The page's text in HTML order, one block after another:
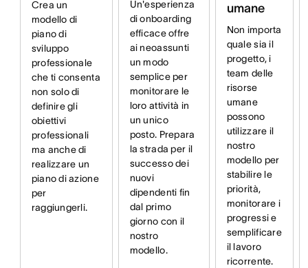
Crea un
modello di
piano di
sviluppo
professionale
che ti consenta
non solo di
definire gli
obiettivi
professionali
ma anche di
realizzare un
piano di azione
per
raggiungerli.
Un'esperienza
di onboarding
efficace offre
ai neoassunti
un modo
semplice per
monitorare le
loro attività in
un unico
posto. Prepara
la strada per il
successo dei
nuovi
dipendenti fin
dal primo
giorno con il
nostro
modello.
umane
Non importa
quale sia il
progetto, i
team delle
risorse
umane
possono
utilizzare il
nostro
modello per
stabilire le
priorità,
monitorare i
progressi e
semplificare
il lavoro
ricorrente.